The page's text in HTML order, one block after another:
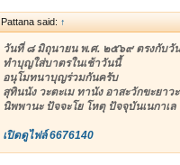
Pattana said: ↑
วันที่ ๘ มิถุนายน พ.ศ. ๒๕๖๙ ตรงกับวั
ทำบุญใส่บาตรในเช้าวันนี้
อนุโมทนาบุญร่วมกันครับ
สุทินนัง วะตะเม ทานัง อาสะวักขะยาว
นิพพานะ ปัจจะโย โหตุ ปัจจุบันเนกาเล
เปิดดูไฟล์ 6676140